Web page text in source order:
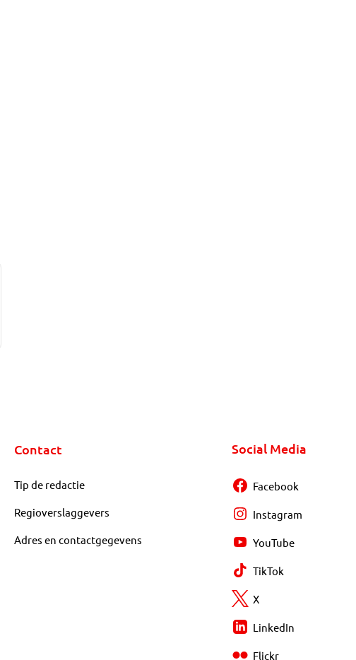
Contact
Tip de redactie
Regioverslaggevers
Adres en contactgegevens
Social Media
Facebook
Instagram
YouTube
TikTok
X
LinkedIn
Flickr